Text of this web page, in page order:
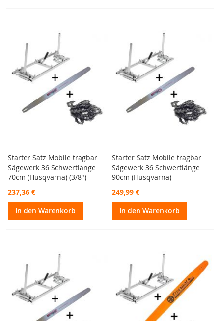
Starter Satz Mobile tragbar
Sägewerk 36 Schwertlänge
70cm (Husqvarna) (3/8")
237,36 €
In den Warenkorb
Starter Satz Mobile tragbar
Sägewerk 36 Schwertlänge
90cm (Husqvarna)
249,99 €
In den Warenkorb